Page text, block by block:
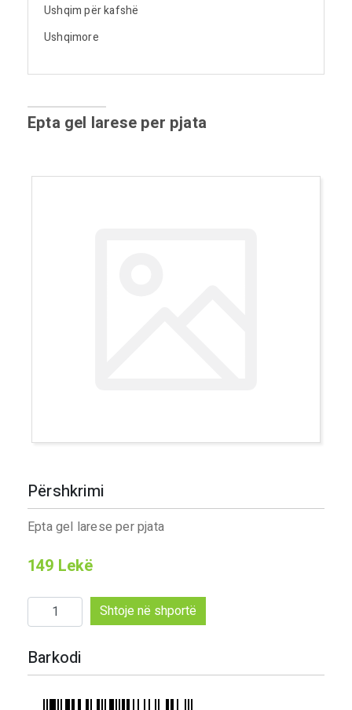
Ushqim për kafshë
Ushqimore
Epta gel larese per pjata
Përshkrimi
Epta gel larese per pjata
149 Lekë
Sasi
Epta
larese
per
pjata
Shtoje në shportë
Barkodi